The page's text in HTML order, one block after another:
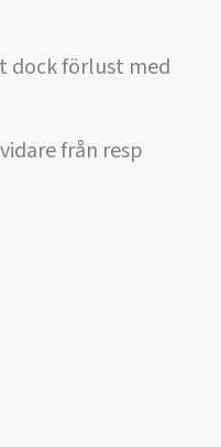
dock förlust med
från resp